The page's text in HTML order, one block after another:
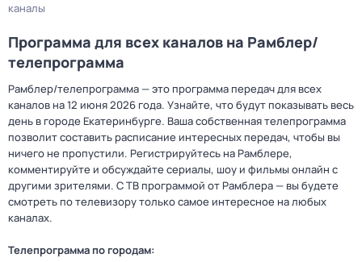
каналы
Программа для всех каналов на Рамблер/
телепрограмма
Рамблер/телепрограмма — это программа передач для всех
каналов на 12 июня 2026 года. Узнайте, что будут показывать весь
день в городе Екатеринбурге. Ваша собственная телепрограмма
позволит составить расписание интересных передач, чтобы вы
ничего не пропустили. Регистрируйтесь на Рамблере,
комментируйте и обсуждайте сериалы, шоу и фильмы онлайн с
другими зрителями. С ТВ программой от Рамблера — вы будете
смотреть по телевизору только самое интересное на любых
каналах.
Телепрограмма по городам: